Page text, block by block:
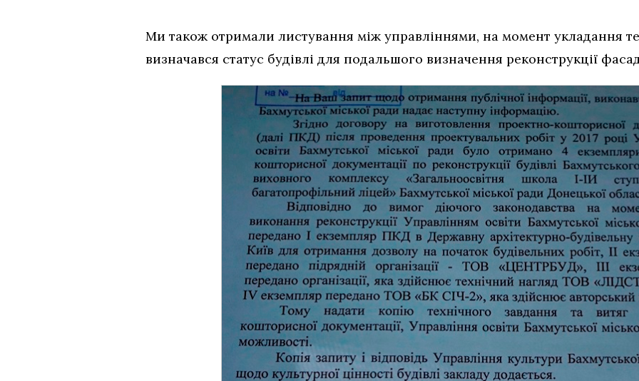
Ми також отримали листування між управліннями, на момент укладання
визначався статус будівлі для подальшого визначення реконструкції